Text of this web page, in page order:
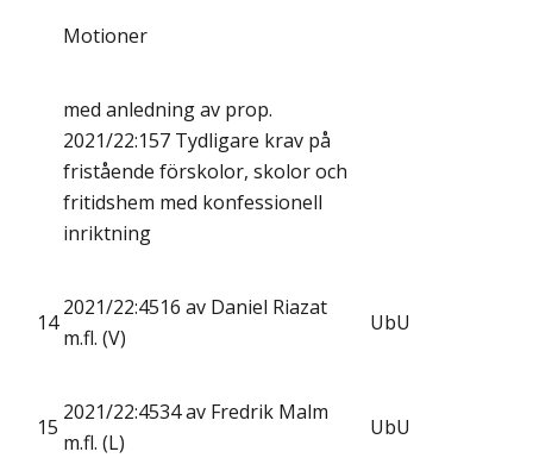
Motioner
med anledning av prop.
2021/22:157 Tydligare krav på
fristående förskolor, skolor och
fritidshem med konfessionell
inriktning
14
2021/22:4516 av Daniel Riazat
m.fl. (V)
UbU
15
2021/22:4534 av Fredrik Malm
m.fl. (L)
UbU